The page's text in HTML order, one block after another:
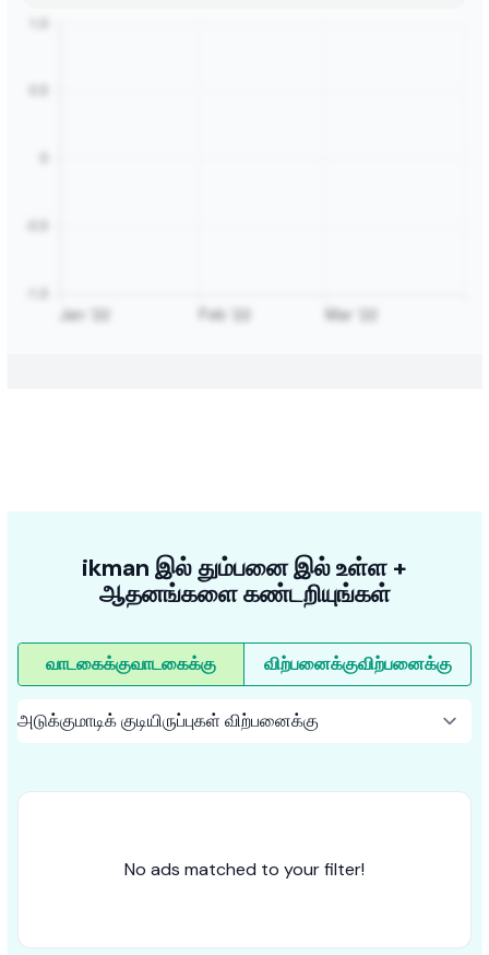
ikman இல் தும்பனை இல் உள்ள +
ஆதனங்களை கண்டறியுங்கள்
வாடகைக்குவாடகைக்கு விற்பனைக்குவிற்பனைக்கு
No ads matched to your filter!